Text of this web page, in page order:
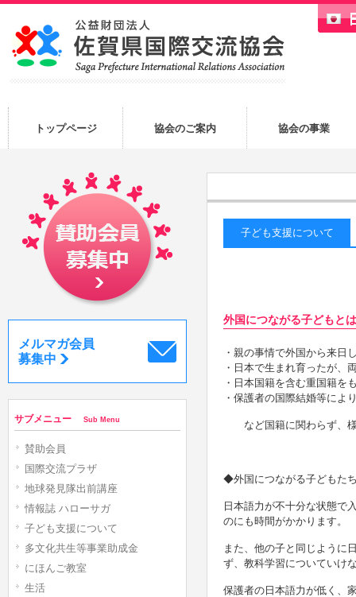
トップページ 協会のご案内 協会の事業
子ども支援について
外国につながる子どもと
・親の事情で外国から来日
・日本で生まれ育ったが、
・日本国籍を含む重国籍を
・保護者の国際結婚等によ
など国籍に関わらず、様
◆外国につながる子どもた
日本語力が不十分な状態で
のにも時間がかかります。
また、他の子と同じように
ず、教科学習についていけ
保護者の日本語力が低く、
メルマガ会員
募集中
サブメニュー Sub Menu
賛助会員
国際交流プラザ
地球発見隊出前講座
情報誌 ハローサガ
子ども支援について
多文化共生等事業助成金
にほんご教室
生活